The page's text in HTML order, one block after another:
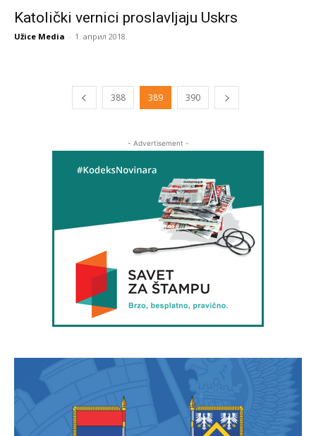
Katolički vernici proslavljaju Uskrs
Užice Media - 1. април 2018.
388 389 390
- Advertisement -